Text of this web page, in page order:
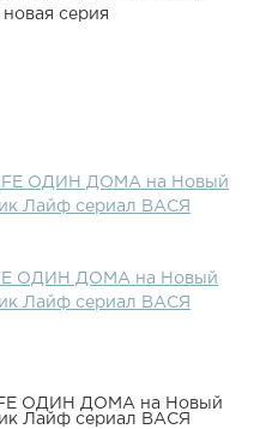
что это все неправда!
Лева тестирует детскую
и Медведь твистер
entertainment for
children game Лёва
дети играют с
ВЕСЕЛЫЕ крейзики!!
Челлендж Пухлый
Challenge
серия
ОДИН ДОМА на Новый
Лайф сериал ВАСЯ
ОДИН ДОМА на Новый
Лайф сериал ВАСЯ
ОДИН ДОМА на Новый
Лайф сериал ВАСЯ